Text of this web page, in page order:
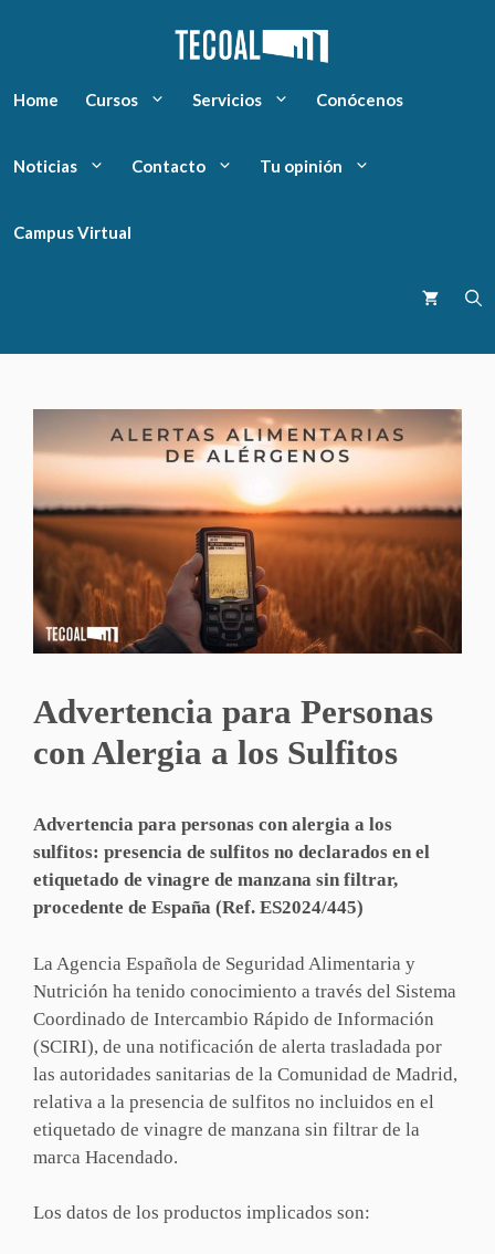
Home Cursos Servicios Conócenos
Noticias Contacto Tu opinión
Campus Virtual
Advertencia para Personas
con Alergia a los Sulfitos
Advertencia para personas con alergia a los
sulfitos: presencia de sulfitos no declarados en el
etiquetado de vinagre de manzana sin filtrar,
procedente de España (Ref. ES2024/445)
La Agencia Española de Seguridad Alimentaria y
Nutrición ha tenido conocimiento a través del Sistema
Coordinado de Intercambio Rápido de Información
(SCIRI), de una notificación de alerta trasladada por
las autoridades sanitarias de la Comunidad de Madrid,
relativa a la presencia de sulfitos no incluidos en el
etiquetado de vinagre de manzana sin filtrar de la
marca Hacendado.
Los datos de los productos implicados son: